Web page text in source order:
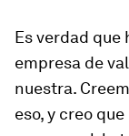
Es verdad que
empresa de
nuestra.
eso, y creo